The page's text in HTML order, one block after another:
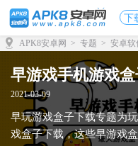
下
APK8安卓网 > 专题 > 安卓软
早游戏手机游戏
2021-03-09
早玩游戏盒子下载专题为
戏盒子下载，这些早游戏